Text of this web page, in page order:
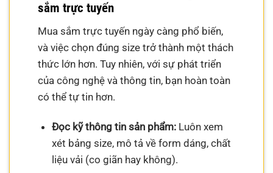
sắm trực tuyến
Mua sắm trực tuyến ngày càng phổ biến,
và việc chọn đúng size trở thành một thách
thức lớn hơn. Tuy nhiên, với sự phát triển
của công nghệ và thông tin, bạn hoàn toàn
có thể tự tin hơn.
Đọc kỹ thông tin sản phẩm:Luôn xem
xét bảng size, mô tả về form dáng, chất
liệu vải (co giãn hay không).